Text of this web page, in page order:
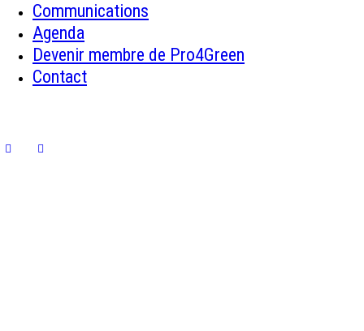
Communications
Agenda
Devenir membre de Pro4Green
Contact